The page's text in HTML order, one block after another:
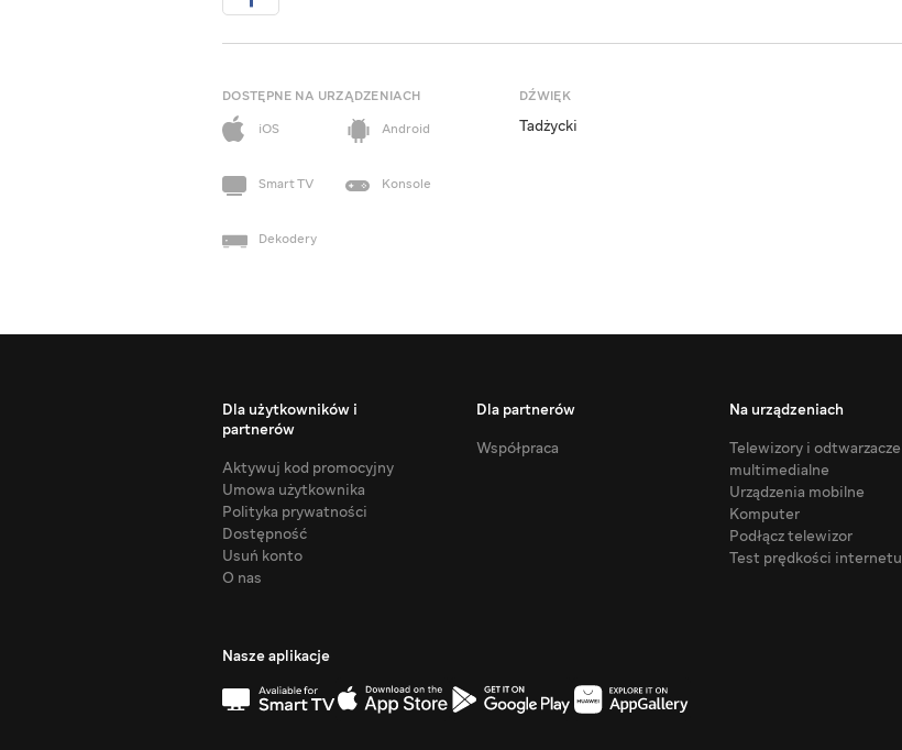
DOSTĘPNE NA URZĄDZENIACH
iOS
Android
Smart TV Konsole
Dekodery
DŹWIĘK
Tadżycki
Dla użytkowników i
partnerów
Aktywuj kod promocyjny
Umowa użytkownika
Polityka prywatności
Dostępność
Usuń konto
O nas
Dla partnerów
Współpraca
Na urządzeniach
Telewizory i odtwarzacze
multimedialne
Urządzenia mobilne
Komputer
Podłącz telewizor
Test prędkości internetu
Nasze aplikacje